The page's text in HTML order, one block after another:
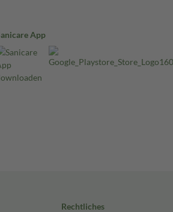
App
Rechtliches